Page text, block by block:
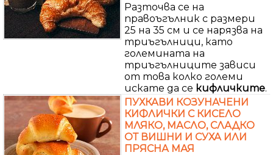
Разточва се на
правоъгълник с размери
25 на 35 см и се нарязва на
триъгълници, като
големината на
триъгълниците зависи
от това колко големи
искате да се кифличките.
ПУХКАВИ КОЗУНАЧЕНИ
КИФЛИЧКИ С КИСЕЛО
МЛЯКО, МАСЛО, СЛАДКО
ОТ ВИШНИ И СУХА ИЛИ
ПРЯСНА МАЯ